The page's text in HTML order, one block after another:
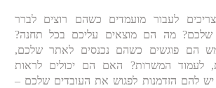
לעבור מועמדים כשהם רוצים לברר
שלכם? מה הם מוצאים עליכם בכל תחנה?
הם פוגשים כשהם נכנסים לאתר שלכם,
לעמוד המשרות? האם הם יכולים לראות
יש להם הזדמנות לפגוש את העובדים שלכם –